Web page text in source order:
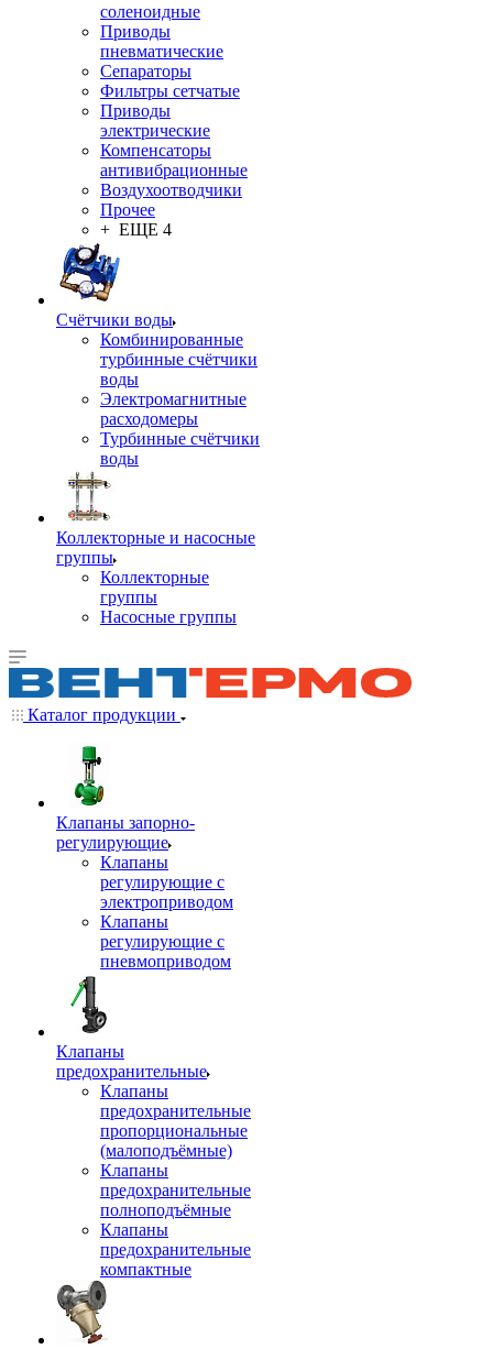
соленоидные
Приводы
пневматические
Сепараторы
Фильтры сетчатые
Приводы
электрические
Компенсаторы
антивибрационные
Воздухоотводчики
Прочее
+ ЕЩЕ 4
Счётчики воды
Комбинированные
турбинные счётчики
воды
Электромагнитные
расходомеры
Турбинные счётчики
воды
Коллекторные и насосные
группы
Коллекторные
группы
Насосные группы
Каталог продукции
Клапаны запорно-
регулирующие
Клапаны
регулирующие с
электроприводом
Клапаны
регулирующие с
пневмоприводом
Клапаны
предохранительные
Клапаны
предохранительные
пропорциональные
(малоподъёмные)
Клапаны
предохранительные
полноподъёмные
Клапаны
предохранительные
компактные